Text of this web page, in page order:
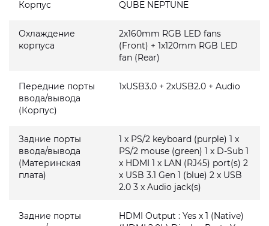
Корпус QUBE NEPTUNE
Охлаждение
корпуса
2x160mm RGB LED fans
(Front) + 1x120mm RGB LED
fan (Rear)
Передние порты
ввода/вывода
(Корпус)
1xUSB3.0 + 2xUSB2.0 + Audio
Задние порты
ввода/вывода
(Материнская
плата)
1 x PS/2 keyboard (purple) 1 x
PS/2 mouse (green) 1 x D-Sub 1
x HDMI 1 x LAN (RJ45) port(s) 2
x USB 3.1 Gen 1 (blue) 2 x USB
2.0 3 x Audio jack(s)
Задние порты
HDMI Output : Yes x 1 (Native)